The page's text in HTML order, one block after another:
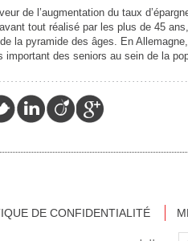
de l’augmentation du taux
tout réalisé par les plus de 45
la pyramide des âges. En
important des seniors au sein de la
DE CONFIDENTIALITÉ